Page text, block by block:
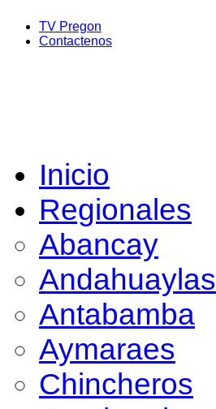
TV Pregon
Contactenos
Inicio
Regionales
Abancay
Andahuaylas
Antabamba
Aymaraes
Chincheros